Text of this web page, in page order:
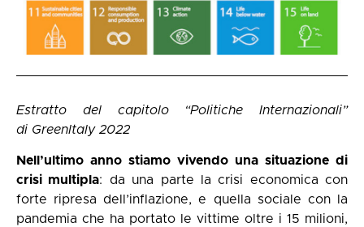
Estratto del capitolo “Politiche Internazionali”
di GreenItaly 2022
Nell’ultimo anno stiamo vivendo una situazione di
crisi multipla: da una parte la crisi economica con
forte ripresa dell’inflazione, e quella sociale con la
pandemia che ha portato le vittime oltre i 15 milioni,